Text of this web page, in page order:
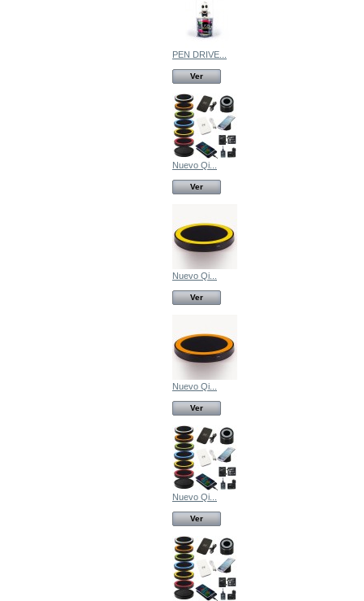
PEN DRIVE...
Ver
Nuevo Qi...
Ver
Nuevo Qi...
Ver
Nuevo Qi...
Ver
Nuevo Qi...
Ver